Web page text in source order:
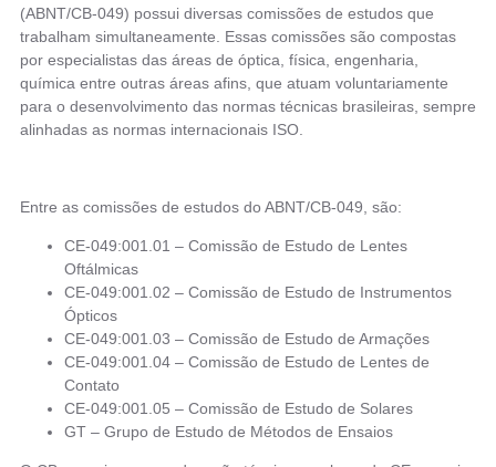
(ABNT/CB-049) possui diversas comissões de estudos que
trabalham simultaneamente. Essas comissões são compostas
por especialistas das áreas de óptica, física, engenharia,
química entre outras áreas afins, que atuam voluntariamente
para o desenvolvimento das normas técnicas brasileiras, sempre
alinhadas as normas internacionais ISO.
Entre as comissões de estudos do ABNT/CB-049, são:
CE-049:001.01 – Comissão de Estudo de Lentes
Oftálmicas
CE-049:001.02 – Comissão de Estudo de Instrumentos
Ópticos
CE-049:001.03 – Comissão de Estudo de Armações
CE-049:001.04 – Comissão de Estudo de Lentes de
Contato
CE-049:001.05 – Comissão de Estudo de Solares
GT – Grupo de Estudo de Métodos de Ensaios